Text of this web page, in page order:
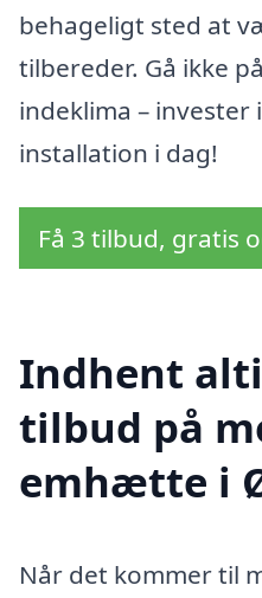
behageligt sted at
tilbereder. Gå ikke
indeklima – invester
installation i dag!
Få 3 tilbud, gratis
Indhent
tilbud på
emhætte i
Når det kommer til